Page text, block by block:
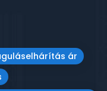
ár